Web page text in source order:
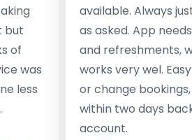
but
of
was
less
available. Always
as asked. App
and refreshments,
works very wel.
or change
within two days
account.